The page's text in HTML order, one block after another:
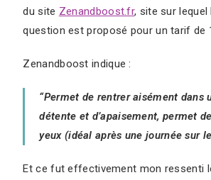
du site Zenandboost.fr, site sur
question est proposé pour un tarif de
Zenandboost indique :
“Permet de rentrer aisément dans
détente et d’apaisement, permet
yeux (idéal après une journée sur
Et ce fut effectivement mon ressenti